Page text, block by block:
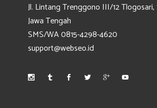
Jl. Lintang Trenggono III/12 Tlogosari,
Jawa Tengah
SMS/WA 0815-4298-4620
support@webseo.id